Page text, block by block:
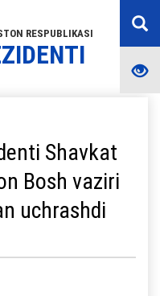
RESPUBLIKASI
Shavkat
Bosh vaziri
uchrashdi